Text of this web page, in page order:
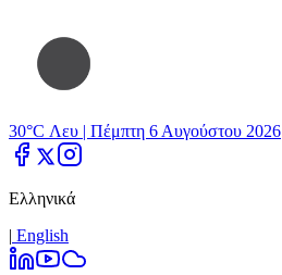
30°C Λευ | Πέμπτη 6 Αυγούστου 2026
Ελληνικά
| Εnglish